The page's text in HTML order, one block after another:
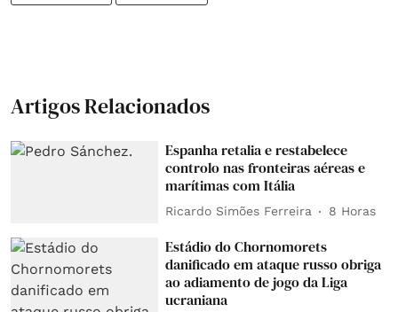
Artigos Relacionados
Espanha retalia e restabelece
controlo nas fronteiras aéreas e
marítimas com Itália
Ricardo Simões Ferreira 8 Horas
Estádio do Chornomorets
danificado em ataque russo obriga
ao adiamento de jogo da Liga
ucraniana